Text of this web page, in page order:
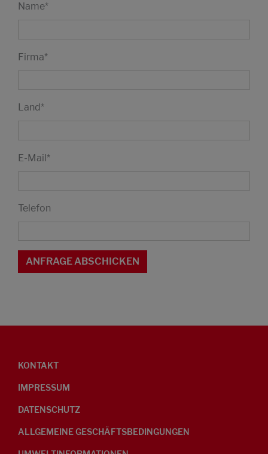
Name*
Firma*
Land*
E-Mail*
Telefon
KONTAKT
IMPRESSUM
DATENSCHUTZ
ALLGEMEINE GESCHÄFTSBEDINGUNGEN